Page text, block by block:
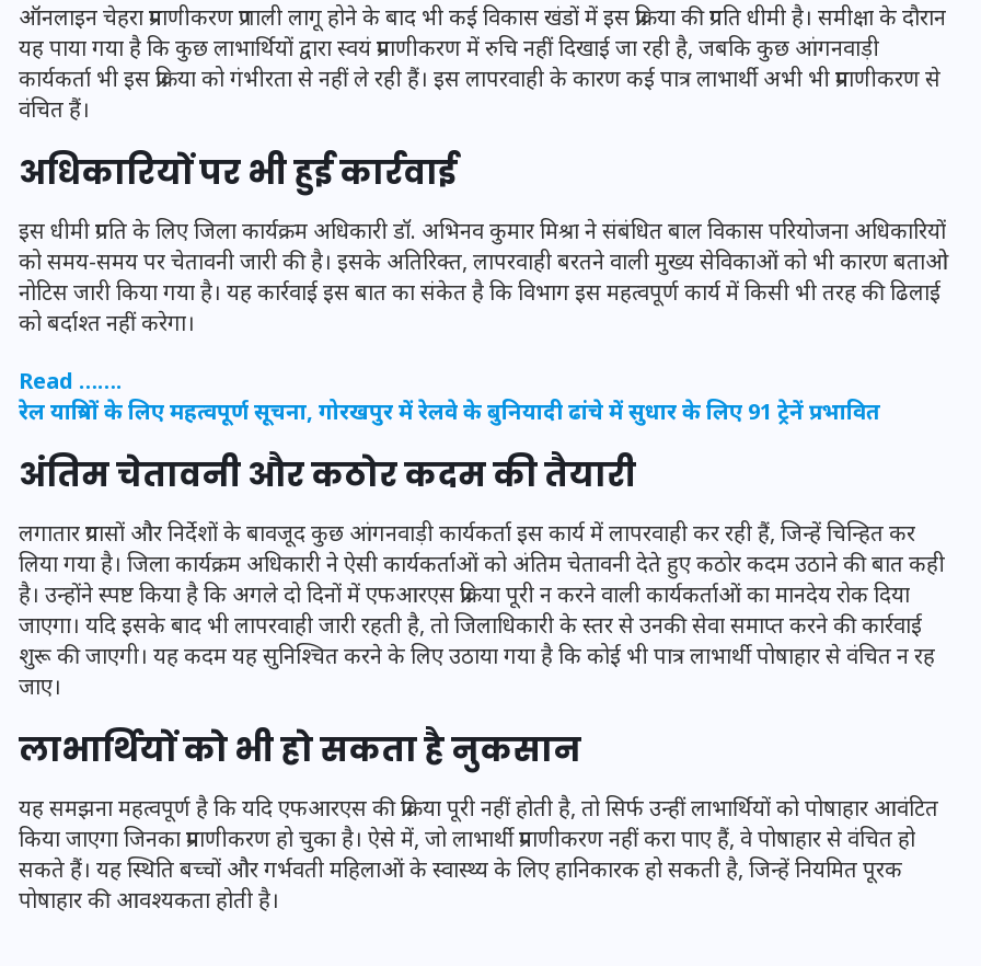
ऑनलाइन चेहरा प्रमाणीकरण प्रणाली लागू होने के बाद भी कई विकास खंडों में इस प्रक्रिया की प्रगति धीमी है। समीक्षा के दौरान
यह पाया गया है कि कुछ लाभार्थियों द्वारा स्वयं प्रमाणीकरण में रुचि नहीं दिखाई जा रही है, जबकि कुछ आंगनवाड़ी
कार्यकर्ता भी इस प्रक्रिया को गंभीरता से नहीं ले रही हैं। इस लापरवाही के कारण कई पात्र लाभार्थी अभी भी प्रमाणीकरण से
वंचित हैं।
अधिकारियों पर भी हुई कार्रवाई
इस धीमी प्रगति के लिए जिला कार्यक्रम अधिकारी डॉ. अभिनव कुमार मिश्रा ने संबंधित बाल विकास परियोजना अधिकारियों
को समय-समय पर चेतावनी जारी की है। इसके अतिरिक्त, लापरवाही बरतने वाली मुख्य सेविकाओं को भी कारण बताओ
नोटिस जारी किया गया है। यह कार्रवाई इस बात का संकेत है कि विभाग इस महत्वपूर्ण कार्य में किसी भी तरह की ढिलाई
को बर्दाश्त नहीं करेगा।
Read …….
रेल यात्रियों के लिए महत्वपूर्ण सूचना, गोरखपुर में रेलवे के बुनियादी ढांचे में सुधार के लिए 91 ट्रेनें प्रभावित
अंतिम चेतावनी और कठोर कदम की तैयारी
लगातार प्रयासों और निर्देशों के बावजूद कुछ आंगनवाड़ी कार्यकर्ता इस कार्य में लापरवाही कर रही हैं, जिन्हें चिन्हित कर
लिया गया है। जिला कार्यक्रम अधिकारी ने ऐसी कार्यकर्ताओं को अंतिम चेतावनी देते हुए कठोर कदम उठाने की बात कही
है। उन्होंने स्पष्ट किया है कि अगले दो दिनों में एफआरएस प्रक्रिया पूरी न करने वाली कार्यकर्ताओं का मानदेय रोक दिया
जाएगा। यदि इसके बाद भी लापरवाही जारी रहती है, तो जिलाधिकारी के स्तर से उनकी सेवा समाप्त करने की कार्रवाई
शुरू की जाएगी। यह कदम यह सुनिश्चित करने के लिए उठाया गया है कि कोई भी पात्र लाभार्थी पोषाहार से वंचित न रह
जाए।
लाभार्थियों को भी हो सकता है नुकसान
यह समझना महत्वपूर्ण है कि यदि एफआरएस की प्रक्रिया पूरी नहीं होती है, तो सिर्फ उन्हीं लाभार्थियों को पोषाहार आवंटित
किया जाएगा जिनका प्रमाणीकरण हो चुका है। ऐसे में, जो लाभार्थी प्रमाणीकरण नहीं करा पाए हैं, वे पोषाहार से वंचित हो
सकते हैं। यह स्थिति बच्चों और गर्भवती महिलाओं के स्वास्थ्य के लिए हानिकारक हो सकती है, जिन्हें नियमित पूरक
पोषाहार की आवश्यकता होती है।
UPSSSC Lekhpal Recruitment
2025: यूपी में लेखपाल के पदों
पर बंपर भर्ती का विज्ञापन जारी,
जानें कब से शुरू होंगे आवेदन
UPSSSC Lekhpal Recruitment
2025: यूपी में लेखपाल के पदों
पर बंपर भर्ती का विज्ञापन जारी,
जानें कब से शुरू होंगे आवेदन
के बीते 4 साल, उसे देख भावुक
तपकर बना सोना
20 जनवरी 2026
के बीते 4 साल, उसे देख भावुक
तपकर बना सोना
20 जनवरी 2026